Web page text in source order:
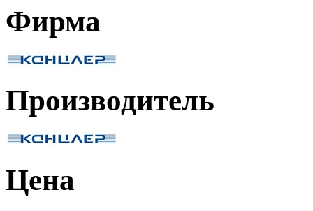
Фирма
Производитель
Цена